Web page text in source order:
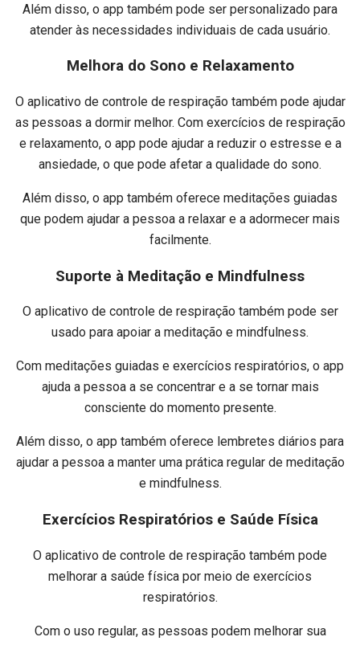
Além disso, o app também pode ser personalizado para
atender às necessidades individuais de cada usuário.
Melhora do Sono e Relaxamento
O aplicativo de controle de respiração também pode ajudar
as pessoas a dormir melhor. Com exercícios de respiração
e relaxamento, o app pode ajudar a reduzir o estresse e a
ansiedade, o que pode afetar a qualidade do sono.
Além disso, o app também oferece meditações guiadas
que podem ajudar a pessoa a relaxar e a adormecer mais
facilmente.
Suporte à Meditação e Mindfulness
O aplicativo de controle de respiração também pode ser
usado para apoiar a meditação e mindfulness.
Com meditações guiadas e exercícios respiratórios, o app
ajuda a pessoa a se concentrar e a se tornar mais
consciente do momento presente.
Além disso, o app também oferece lembretes diários para
ajudar a pessoa a manter uma prática regular de meditação
e mindfulness.
Exercícios Respiratórios e Saúde Física
O aplicativo de controle de respiração também pode
melhorar a saúde física por meio de exercícios
respiratórios.
Com o uso regular, as pessoas podem melhorar sua